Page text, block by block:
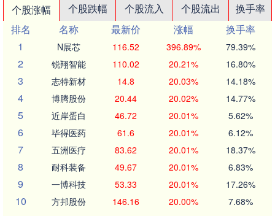
个股涨幅 个股跌幅 个股流入 个股流出
换手率
排名
名称 最新价 涨幅
换手率
1
N展芯 116.52 396.89% 79.39%
2 锐翔智能 110.02 20.21% 16.80%
3 志特新材 14.8 20.03% 14.18%
4 博腾股份 20.44 20.02% 14.77%
5 近岸蛋白 46.72 20.01% 5.62%
6 毕得医药 61.6 20.01% 6.12%
7 五洲医疗 83.62 20.01% 18.37%
8 耐科装备 49.67 20.01% 6.83%
9 一博科技 53.33 20.01% 17.26%
10 方邦股份 146.16 20.00% 7.68%